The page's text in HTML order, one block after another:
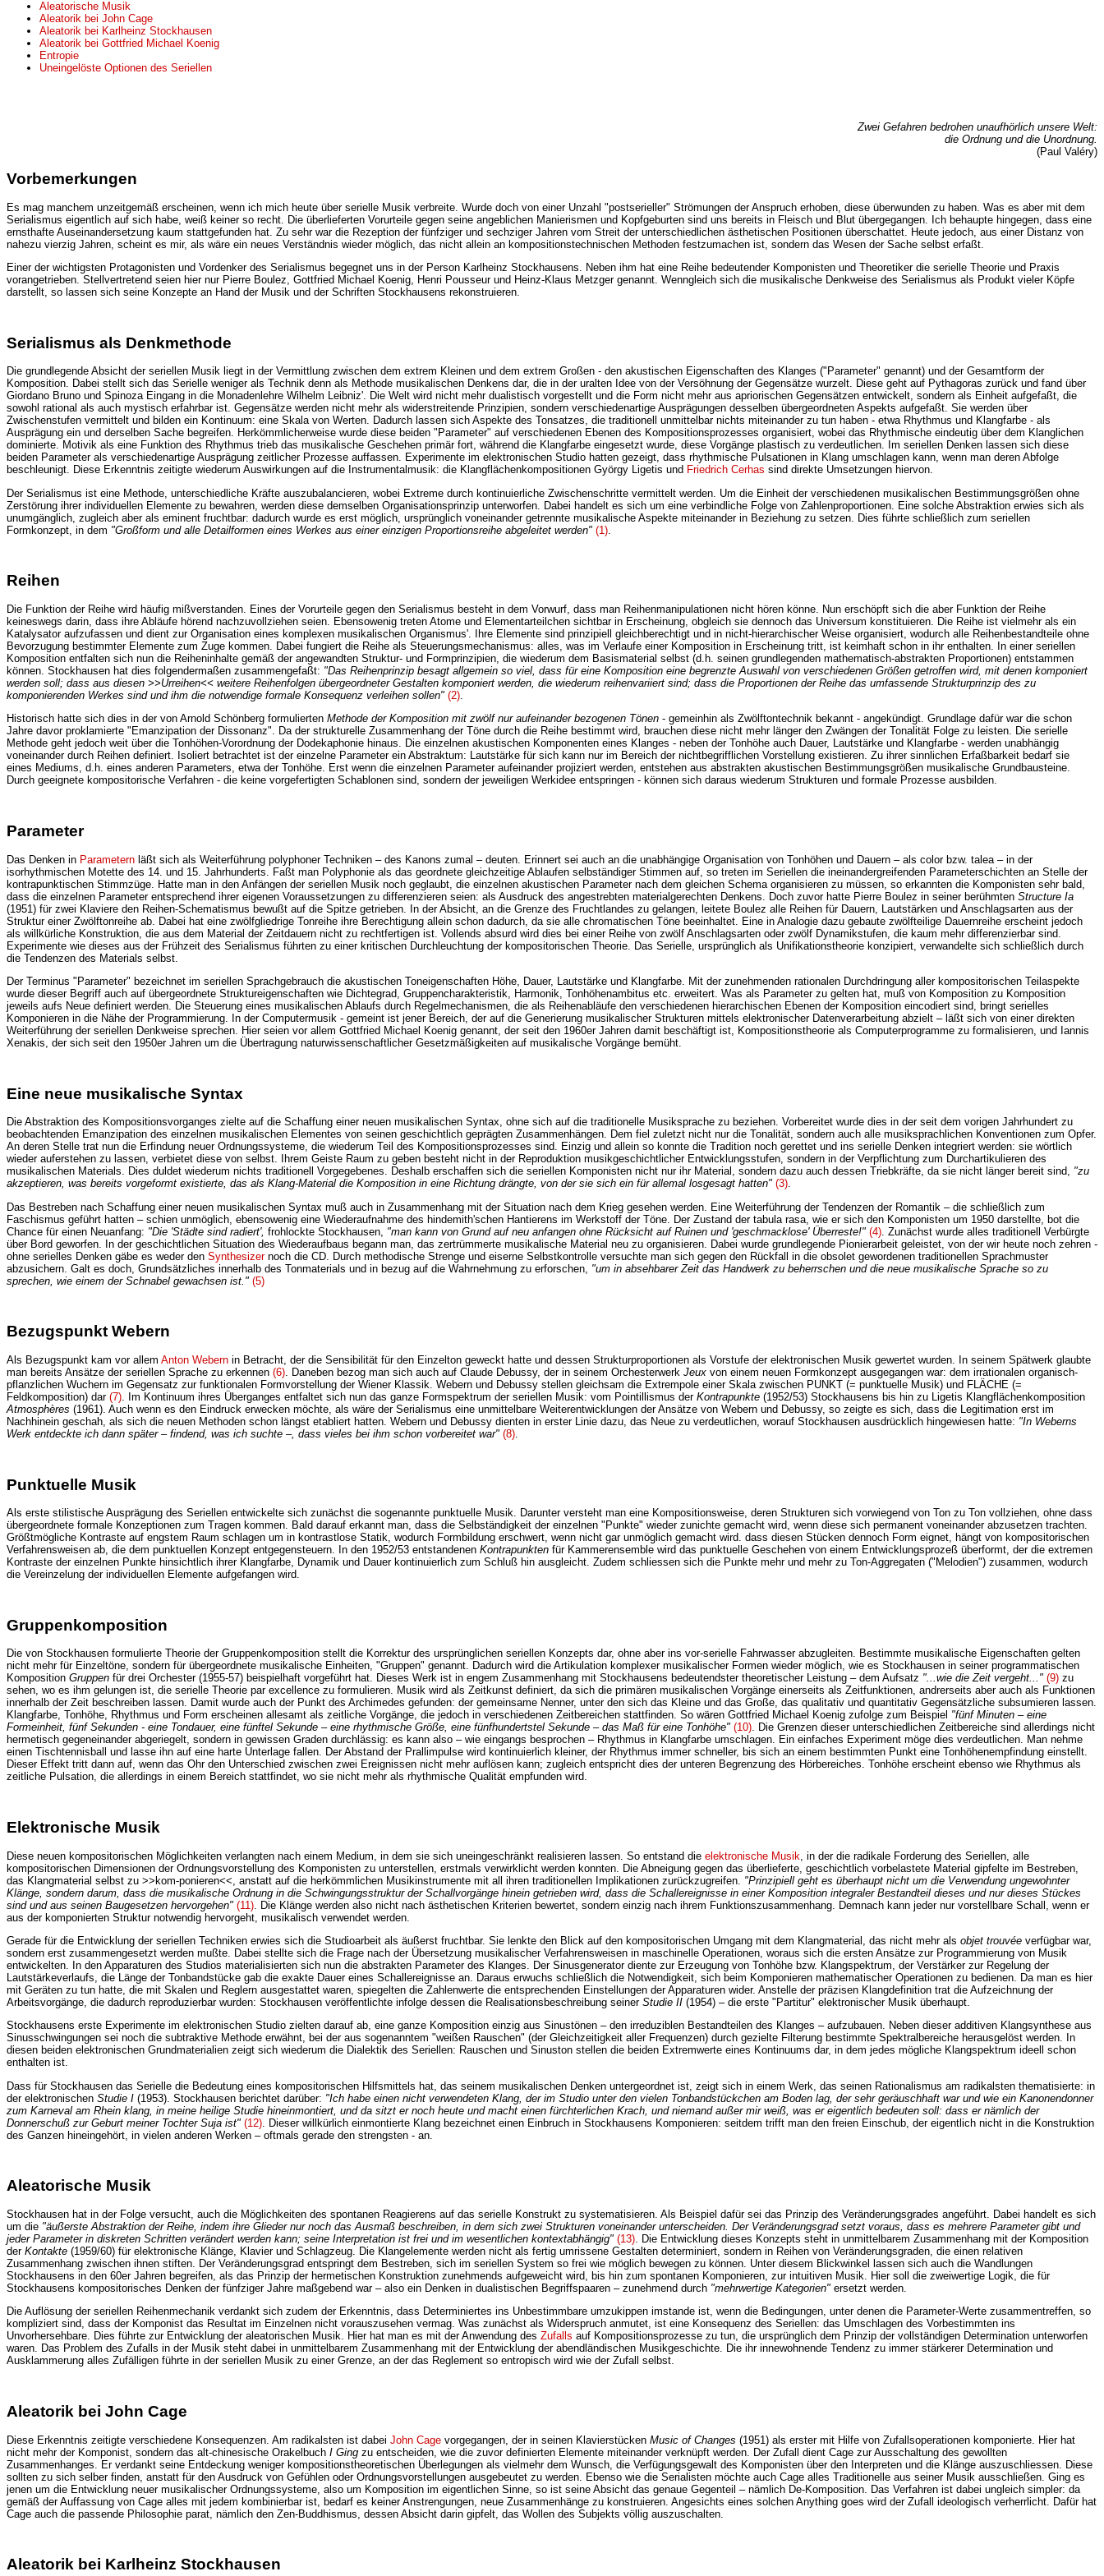
Aleatorische Musik
Aleatorik bei John Cage
Aleatorik bei Karlheinz Stockhausen
Aleatorik bei Gottfried Michael Koenig
Entropie
Uneingelöste Optionen des Seriellen
Zwei Gefahren bedrohen unaufhörlich unsere Welt:
die Ordnung und die Unordnung.
(Paul Valéry)
Vorbemerkungen
Es mag manchem unzeitgemäß erscheinen, wenn ich mich heute über serielle Musik verbreite. Wurde doch von einer Unzahl "postserieller" Strömungen der Anspruch erhoben, diese überwunden zu haben. Was es aber mit dem
Serialismus eigentlich auf sich habe, weiß keiner so recht. Die überlieferten Vorurteile gegen seine angeblichen Manierismen und Kopfgeburten sind uns bereits in Fleisch und Blut übergegangen. Ich behaupte hingegen, dass eine
ernsthafte Auseinandersetzung kaum stattgefunden hat. Zu sehr war die Rezeption der fünfziger und sechziger Jahren vom Streit der unterschiedlichen ästhetischen Positionen überschattet. Heute jedoch, aus einer Distanz von
nahezu vierzig Jahren, scheint es mir, als wäre ein neues Verständnis wieder möglich, das nicht allein an kompositionstechnischen Methoden festzumachen ist, sondern das Wesen der Sache selbst erfaßt.
Einer der wichtigsten Protagonisten und Vordenker des Serialismus begegnet uns in der Person Karlheinz Stockhausens. Neben ihm hat eine Reihe bedeutender Komponisten und Theoretiker die serielle Theorie und Praxis
vorangetrieben. Stellvertretend seien hier nur Pierre Boulez, Gottfried Michael Koenig, Henri Pousseur und Heinz-Klaus Metzger genannt. Wenngleich sich die musikalische Denkweise des Serialismus als Produkt vieler Köpfe
darstellt, so lassen sich seine Konzepte an Hand der Musik und der Schriften Stockhausens rekonstruieren.
Serialismus als Denkmethode
Die grundlegende Absicht der seriellen Musik liegt in der Vermittlung zwischen dem extrem Kleinen und dem extrem Großen - den akustischen Eigenschaften des Klanges ("Parameter" genannt) und der Gesamtform der
Komposition. Dabei stellt sich das Serielle weniger als Technik denn als Methode musikalischen Denkens dar, die in der uralten Idee von der Versöhnung der Gegensätze wurzelt. Diese geht auf Pythagoras zurück und fand über
Giordano Bruno und Spinoza Eingang in die Monadenlehre Wilhelm Leibniz'. Die Welt wird nicht mehr dualistisch vorgestellt und die Form nicht mehr aus apriorischen Gegensätzen entwickelt, sondern als Einheit aufgefaßt, die
sowohl rational als auch mystisch erfahrbar ist. Gegensätze werden nicht mehr als widerstreitende Prinzipien, sondern verschiedenartige Ausprägungen desselben übergeordneten Aspekts aufgefaßt. Sie werden über
Zwischenstufen vermittelt und bilden ein Kontinuum: eine Skala von Werten. Dadurch lassen sich Aspekte des Tonsatzes, die traditionell unmittelbar nichts miteinander zu tun haben - etwa Rhythmus und Klangfarbe - als
Ausprägung ein und derselben Sache begreifen. Herkömmlicherweise wurde diese beiden "Parameter" auf verschiedenen Ebenen des Kompositionsprozesses organisiert, wobei das Rhythmische eindeutig über dem Klanglichen
dominierte. Motivik als eine Funktion des Rhythmus trieb das musikalische Geschehen primär fort, während die Klangfarbe eingesetzt wurde, diese Vorgänge plastisch zu verdeutlichen. Im seriellen Denken lassen sich diese
beiden Parameter als verschiedenartige Ausprägung zeitlicher Prozesse auffassen. Experimente im elektronischen Studio hatten gezeigt, dass rhythmische Pulsationen in Klang umschlagen kann, wenn man deren Abfolge
beschleunigt. Diese Erkenntnis zeitigte wiederum Auswirkungen auf die Instrumentalmusik: die Klangflächenkompositionen György Ligetis und Friedrich Cerhas sind direkte Umsetzungen hiervon.
Der Serialismus ist eine Methode, unterschiedliche Kräfte auszubalancieren, wobei Extreme durch kontinuierliche Zwischenschritte vermittelt werden. Um die Einheit der verschiedenen musikalischen Bestimmungsgrößen ohne
Zerstörung ihrer individuellen Elemente zu bewahren, werden diese demselben Organisationsprinzip unterworfen. Dabei handelt es sich um eine verbindliche Folge von Zahlenproportionen. Eine solche Abstraktion erwies sich als
unumgänglich, zugleich aber als eminent fruchtbar: dadurch wurde es erst möglich, ursprünglich voneinander getrennte musikalische Aspekte miteinander in Beziehung zu setzen. Dies führte schließlich zum seriellen
Formkonzept, in dem "Großform und alle Detailformen eines Werkes aus einer einzigen Proportionsreihe abgeleitet werden" (1)
Reihen
Die Funktion der Reihe wird häufig mißverstanden. Eines der Vorurteile gegen den Serialismus besteht in dem Vorwurf, dass man Reihenmanipulationen nicht hören könne. Nun erschöpft sich die aber Funktion der Reihe
keineswegs darin, dass ihre Abläufe hörend nachzuvollziehen seien. Ebensowenig treten Atome und Elementarteilchen sichtbar in Erscheinung, obgleich sie dennoch das Universum konstituieren. Die Reihe ist vielmehr als ein
Katalysator aufzufassen und dient zur Organisation eines komplexen musikalischen Organismus'. Ihre Elemente sind prinzipiell gleichberechtigt und in nicht-hierarchischer Weise organisiert, wodurch alle Reihenbestandteile ohne
Bevorzugung bestimmter Elemente zum Zuge kommen. Dabei fungiert die Reihe als Steuerungsmechanismus: alles, was im Verlaufe einer Komposition in Erscheinung tritt, ist keimhaft schon in ihr enthalten. In einer seriellen
Komposition entfalten sich nun die Reiheninhalte gemäß der angewandten Struktur- und Formprinzipien, die wiederum dem Basismaterial selbst (d.h. seinen grundlegenden mathematisch-abstrakten Proportionen) entstammen
können. Stockhausen hat dies folgendermaßen zusammengefaßt: "Das Reihenprinzip besagt allgemein so viel, dass für eine Komposition eine begrenzte Auswahl von verschiedenen Größen getroffen wird, mit denen komponiert
werden soll; dass aus diesen >>Urreihen<< weitere Reihenfolgen übergeordneter Gestalten komponiert werden, die wiederum reihenvariiert sind; dass die Proportionen der Reihe das umfassende Strukturprinzip des zu
komponierenden Werkes sind und ihm die notwendige formale Konsequenz verleihen sollen" (2)
Historisch hatte sich dies in der von Arnold Schönberg formulierten Methode der Komposition mit zwölf nur aufeinander bezogenen Tönen - gemeinhin als Zwölftontechnik bekannt - angekündigt. Grundlage dafür war die schon
Jahre davor proklamierte "Emanzipation der Dissonanz". Da der strukturelle Zusammenhang der Töne durch die Reihe bestimmt wird, brauchen diese nicht mehr länger den Zwängen der Tonalität Folge zu leisten. Die serielle
Methode geht jedoch weit über die Tonhöhen-Vorordnung der Dodekaphonie hinaus. Die einzelnen akustischen Komponenten eines Klanges - neben der Tonhöhe auch Dauer, Lautstärke und Klangfarbe - werden unabhängig
voneinander durch Reihen definiert. Isoliert betrachtet ist der einzelne Parameter ein Abstraktum: Lautstärke für sich kann nur im Bereich der nichtbegrifflichen Vorstellung existieren. Zu ihrer sinnlichen Erfaßbarkeit bedarf sie
eines Mediums, d.h. eines anderen Parameters, etwa der Tonhöhe. Erst wenn die einzelnen Parameter aufeinander projiziert werden, entstehen aus abstrakten akustischen Bestimmungsgrößen musikalische Grundbausteine.
Durch geeignete kompositorische Verfahren - die keine vorgefertigten Schablonen sind, sondern der jeweiligen Werkidee entspringen - können sich daraus wiederum Strukturen und formale Prozesse ausbilden.
Parameter
Das Denken in Parametern läßt sich als Weiterführung polyphoner Techniken – des Kanons zumal – deuten. Erinnert sei auch an die unabhängige Organisation von Tonhöhen und Dauern – als color bzw. talea – in der
isorhythmischen Motette des 14. und 15. Jahrhunderts. Faßt man Polyphonie als das geordnete gleichzeitige Ablaufen selbständiger Stimmen auf, so treten im Seriellen die ineinandergreifenden Parameterschichten an Stelle der
kontrapunktischen Stimmzüge. Hatte man in den Anfängen der seriellen Musik noch geglaubt, die einzelnen akustischen Parameter nach dem gleichen Schema organisieren zu müssen, so erkannten die Komponisten sehr bald,
dass die einzelnen Parameter entsprechend ihrer eigenen Voraussetzungen zu differenzieren seien: als Ausdruck des angestrebten materialgerechten Denkens. Doch zuvor hatte Pierre Boulez in seiner berühmten Structure Ia
(1951) für zwei Klaviere den Reihen-Schematismus bewußt auf die Spitze getrieben. In der Absicht, an die Grenze des Fruchtlandes zu gelangen, leitete Boulez alle Reihen für Dauern, Lautstärken und Anschlagsarten aus der
Struktur einer Zwölftonreihe ab. Dabei hat eine zwölfgliedrige Tonreihe ihre Berechtigung allein schon dadurch, da sie alle chromatischen Töne beeinhaltet. Eine in Analogie dazu gebaute zwölfteilige Dauernreihe erscheint jedoch
als willkürliche Konstruktion, die aus dem Material der Zeitdauern nicht zu rechtfertigen ist. Vollends absurd wird dies bei einer Reihe von zwölf Anschlagsarten oder zwölf Dynamikstufen, die kaum mehr differenzierbar sind.
Experimente wie dieses aus der Frühzeit des Serialismus führten zu einer kritischen Durchleuchtung der kompositorischen Theorie. Das Serielle, ursprünglich als Unifikationstheorie konzipiert, verwandelte sich schließlich durch
die Tendenzen des Materials selbst.
Der Terminus "Parameter" bezeichnet im seriellen Sprachgebrauch die akustischen Toneigenschaften Höhe, Dauer, Lautstärke und Klangfarbe. Mit der zunehmenden rationalen Durchdringung aller kompositorischen Teilaspekte
wurde dieser Begriff auch auf übergeordnete Struktureigenschaften wie Dichtegrad, Gruppencharakteristik, Harmonik, Tonhöhenambitus etc. erweitert. Was als Parameter zu gelten hat, muß von Komposition zu Komposition
jeweils aufs Neue definiert werden. Die Steuerung eines musikalischen Ablaufs durch Regelmechanismen, die als Reihenabläufe den verschiedenen hierarchischen Ebenen der Komposition eincodiert sind, bringt serielles
Komponieren in die Nähe der Programmierung. In der Computermusik - gemeint ist jener Bereich, der auf die Generierung musikalischer Strukturen mittels elektronischer Datenverarbeitung abzielt – läßt sich von einer direkten
Weiterführung der seriellen Denkweise sprechen. Hier seien vor allem Gottfried Michael Koenig genannt, der seit den 1960er Jahren damit beschäftigt ist, Kompositionstheorie als Computerprogramme zu formalisieren, und Iannis
Xenakis, der sich seit den 1950er Jahren um die Übertragung naturwissenschaftlicher Gesetzmäßigkeiten auf musikalische Vorgänge bemüht.
Eine neue musikalische Syntax
Die Abstraktion des Kompositionsvorganges zielte auf die Schaffung einer neuen musikalischen Syntax, ohne sich auf die traditionelle Musiksprache zu beziehen. Vorbereitet wurde dies in der seit dem vorigen Jahrhundert zu
beobachtenden Emanzipation des einzelnen musikalischen Elementes von seinen geschichtlich geprägten Zusammenhängen. Dem fiel zuletzt nicht nur die Tonalität, sondern auch alle musiksprachlichen Konventionen zum Opfer.
An deren Stelle trat nun die Erfindung neuer Ordnungssysteme, die wiederum Teil des Kompositionsprozesses sind. Einzig und allein so konnte die Tradition noch gerettet und ins serielle Denken integriert werden: sie wörtlich
wieder auferstehen zu lassen, verbietet diese von selbst. Ihrem Geiste Raum zu geben besteht nicht in der Reproduktion musikgeschichtlicher Entwicklungsstufen, sondern in der Verpflichtung zum Durchartikulieren des
musikalischen Materials. Dies duldet wiederum nichts traditionell Vorgegebenes. Deshalb erschaffen sich die seriellen Komponisten nicht nur ihr Material, sondern dazu auch dessen Triebkräfte, da sie nicht länger bereit sind, "zu
akzeptieren, was bereits vorgeformt existierte, das als Klang-Material die Komposition in eine Richtung drängte, von der sie sich ein für allemal losgesagt hatten" (3).
Das Bestreben nach Schaffung einer neuen musikalischen Syntax muß auch in Zusammenhang mit der Situation nach dem Krieg gesehen werden. Eine Weiterführung der Tendenzen der Romantik – die schließlich zum
Faschismus geführt hatten – schien unmöglich, ebensowenig eine Wiederaufnahme des hindemith'schen Hantierens im Werkstoff der Töne. Der Zustand der tabula rasa, wie er sich den Komponisten um 1950 darstellte, bot die
Chance für einen Neuanfang: "Die 'Städte sind radiert', frohlockte Stockhausen, "man kann von Grund auf neu anfangen ohne Rücksicht auf Ruinen und 'geschmacklose' Überreste!" (4) . Zunächst wurde alles traditionell Verbürgte
über Bord geworfen. In der geschichtlichen Situation des Wiederaufbaus begann man, das zertrümmerte musikalische Material neu zu organisieren. Dabei wurde grundlegende Pionierarbeit geleistet, von der wir heute noch zehren -
ohne serielles Denken gäbe es weder den Synthesizernoch die CD. Durch methodische Strenge und eiserne Selbstkontrolle versuchte man sich gegen den Rückfall in die obsolet gewordenen traditionellen Sprachmuster
abzusichern. Galt es doch, Grundsätzliches innerhalb des Tonmaterials und in bezug auf die Wahrnehmung zu erforschen, "um in absehbarer Zeit das Handwerk zu beherrschen und die neue musikalische Sprache so zu
sprechen, wie einem der Schnabel gewachsen ist." (5)
Bezugspunkt Webern
Als Bezugspunkt kam vor allem Anton Webern in Betracht, der die Sensibilität für den Einzelton geweckt hatte und dessen Strukturproportionen als Vorstufe der elektronischen Musik gewertet wurden. In seinem Spätwerk glaubte
man bereits Ansätze der seriellen Sprache zu erkennen (6) . Daneben bezog man sich auch auf Claude Debussy, der in seinem Orchesterwerk Jeux von einem neuen Formkonzept ausgegangen war: dem irrationalen organisch-
pflanzlichen Wuchern im Gegensatz zur funktionalen Formvorstellung der Wiener Klassik. Webern und Debussy stellen gleichsam die Extrempole einer Skala zwischen PUNKT (= punktuelle Musik) und FLÄCHE (=
Feldkomposition) dar (7) . Im Kontinuum ihres Überganges entfaltet sich nun das ganze Formspektrum der seriellen Musik: vom Pointillismus der Kontrapunkte (1952/53) Stockhausens bis hin zu Ligetis Klangflächenkomposition
Atmosphères (1961). Auch wenn es den Eindruck erwecken möchte, als wäre der Serialismus eine unmittelbare Weiterentwicklungen der Ansätze von Webern und Debussy, so zeigte es sich, dass die Legitimation erst im
Nachhinein geschah, als sich die neuen Methoden schon längst etabliert hatten. Webern und Debussy dienten in erster Linie dazu, das Neue zu verdeutlichen, worauf Stockhausen ausdrücklich hingewiesen hatte: "In Weberns
Werk entdeckte ich dann später – findend, was ich suchte –, dass vieles bei ihm schon vorbereitet war" (8)
Punktuelle Musik
Als erste stilistische Ausprägung des Seriellen entwickelte sich zunächst die sogenannte punktuelle Musik. Darunter versteht man eine Kompositionsweise, deren Strukturen sich vorwiegend von Ton zu Ton vollziehen, ohne dass
übergeordnete formale Konzeptionen zum Tragen kommen. Bald darauf erkannt man, dass die Selbständigkeit der einzelnen "Punkte" wieder zunichte gemacht wird, wenn diese sich permanent voneinander abzusetzen trachten.
Größtmögliche Kontraste auf engstem Raum schlagen um in kontrastlose Statik, wodurch Formbildung erschwert, wenn nicht gar unmöglich gemacht wird. dass diesen Stücken dennoch Form eignet, hängt von kompositorischen
Verfahrensweisen ab, die dem punktuellen Konzept entgegensteuern. In den 1952/53 entstandenen Kontrapunkten für Kammerensemble wird das punktuelle Geschehen von einem Entwicklungsprozeß überformt, der die extremen
Kontraste der einzelnen Punkte hinsichtlich ihrer Klangfarbe, Dynamik und Dauer kontinuierlich zum Schluß hin ausgleicht. Zudem schliessen sich die Punkte mehr und mehr zu Ton-Aggregaten ("Melodien") zusammen, wodurch
die Vereinzelung der individuellen Elemente aufgefangen wird.
Gruppenkomposition
Die von Stockhausen formulierte Theorie der Gruppenkomposition stellt die Korrektur des ursprünglichen seriellen Konzepts dar, ohne aber ins vor-serielle Fahrwasser abzugleiten. Bestimmte musikalische Eigenschaften gelten
nicht mehr für Einzeltöne, sondern für übergeordnete musikalische Einheiten, "Gruppen" genannt. Dadurch wird die Artikulation komplexer musikalischer Formen wieder möglich, wie es Stockhausen in seiner programmatischen
Komposition Gruppen für drei Orchester (1955-57) beispielhaft vorgeführt hat. Dieses Werk ist in engem Zusammenhang mit Stockhausens bedeutendster theoretischer Leistung – dem Aufsatz "...wie die Zeit vergeht..." (9) zu
sehen, wo es ihm gelungen ist, die serielle Theorie par excellence zu formulieren. Musik wird als Zeitkunst definiert, da sich die primären musikalischen Vorgänge einerseits als Zeitfunktionen, andrerseits aber auch als Funktionen
innerhalb der Zeit beschreiben lassen. Damit wurde auch der Punkt des Archimedes gefunden: der gemeinsame Nenner, unter den sich das Kleine und das Große, das qualitativ und quantitativ Gegensätzliche subsumieren lassen.
Klangfarbe, Tonhöhe, Rhythmus und Form erscheinen allesamt als zeitliche Vorgänge, die jedoch in verschiedenen Zeitbereichen stattfinden. So wären Gottfried Michael Koenig zufolge zum Beispiel "fünf Minuten – eine
Formeinheit, fünf Sekunden - eine Tondauer, eine fünftel Sekunde – eine rhythmische Größe, eine fünfhundertstel Sekunde – das Maß für eine Tonhöhe" (10). Die Grenzen dieser unterschiedlichen Zeitbereiche sind allerdings nicht
hermetisch gegeneinander abgeriegelt, sondern in gewissen Graden durchlässig: es kann also – wie eingangs besprochen – Rhythmus in Klangfarbe umschlagen. Ein einfaches Experiment möge dies verdeutlichen. Man nehme
einen Tischtennisball und lasse ihn auf eine harte Unterlage fallen. Der Abstand der Prallimpulse wird kontinuierlich kleiner, der Rhythmus immer schneller, bis sich an einem bestimmten Punkt eine Tonhöhenempfindung einstellt.
Dieser Effekt tritt dann auf, wenn das Ohr den Unterschied zwischen zwei Ereignissen nicht mehr auflösen kann; zugleich entspricht dies der unteren Begrenzung des Hörbereiches. Tonhöhe erscheint ebenso wie Rhythmus als
zeitliche Pulsation, die allerdings in einem Bereich stattfindet, wo sie nicht mehr als rhythmische Qualität empfunden wird.
Elektronische Musik
Diese neuen kompositorischen Möglichkeiten verlangten nach einem Medium, in dem sie sich uneingeschränkt realisieren lassen. So entstand die elektronische Musik , in der die radikale Forderung des Seriellen, alle
kompositorischen Dimensionen der Ordnungsvorstellung des Komponisten zu unterstellen, erstmals verwirklicht werden konnten. Die Abneigung gegen das überlieferte, geschichtlich vorbelastete Material gipfelte im Bestreben,
das Klangmaterial selbst zu >>kom-ponieren<<, anstatt auf die herkömmlichen Musikinstrumente mit all ihren traditionellen Implikationen zurückzugreifen. "Prinzipiell geht es überhaupt nicht um die Verwendung ungewohnter
Klänge, sondern darum, dass die musikalische Ordnung in die Schwingungsstruktur der Schallvorgänge hinein getrieben wird, dass die Schallereignisse in einer Komposition integraler Bestandteil dieses und nur dieses Stückes
sind und aus seinen Baugesetzen hervorgehen" (11) . Die Klänge werden also nicht nach ästhetischen Kriterien bewertet, sondern einzig nach ihrem Funktionszusammenhang. Demnach kann jeder nur vorstellbare Schall, wenn er
aus der komponierten Struktur notwendig hervorgeht, musikalisch verwendet werden.
Gerade für die Entwicklung der seriellen Techniken erwies sich die Studioarbeit als äußerst fruchtbar. Sie lenkte den Blick auf den kompositorischen Umgang mit dem Klangmaterial, das nicht mehr als objet trouvée verfügbar war,
sondern erst zusammengesetzt werden mußte. Dabei stellte sich die Frage nach der Übersetzung musikalischer Verfahrensweisen in maschinelle Operationen, woraus sich die ersten Ansätze zur Programmierung von Musik
entwickelten. In den Apparaturen des Studios materialisierten sich nun die abstrakten Parameter des Klanges. Der Sinusgenerator diente zur Erzeugung von Tonhöhe bzw. Klangspektrum, der Verstärker zur Regelung der
Lautstärkeverlaufs, die Länge der Tonbandstücke gab die exakte Dauer eines Schallereignisse an. Daraus erwuchs schließlich die Notwendigkeit, sich beim Komponieren mathematischer Operationen zu bedienen. Da man es hier
mit Geräten zu tun hatte, die mit Skalen und Reglern ausgestattet waren, spiegelten die Zahlenwerte die entsprechenden Einstellungen der Apparaturen wider. Anstelle der präzisen Klangdefinition trat die Aufzeichnung der
Arbeitsvorgänge, die dadurch reproduzierbar wurden: Stockhausen veröffentlichte infolge dessen die Realisationsbeschreibung seiner Studie II (1954) – die erste "Partitur" elektronischer Musik überhaupt.
Stockhausens erste Experimente im elektronischen Studio zielten darauf ab, eine ganze Komposition einzig aus Sinustönen – den irreduziblen Bestandteilen des Klanges – aufzubauen. Neben dieser additiven Klangsynthese aus
Sinusschwingungen sei noch die subtraktive Methode erwähnt, bei der aus sogenanntem "weißen Rauschen" (der Gleichzeitigkeit aller Frequenzen) durch gezielte Filterung bestimmte Spektralbereiche herausgelöst werden. In
diesen beiden elektronischen Grundmaterialien zeigt sich wiederum die Dialektik des Seriellen: Rauschen und Sinuston stellen die beiden Extremwerte eines Kontinuums dar, in dem jedes mögliche Klangspektrum ideell schon
enthalten ist.
Dass für Stockhausen das Serielle die Bedeutung eines kompositorischen Hilfsmittels hat, das seinem musikalischen Denken untergeordnet ist, zeigt sich in einem Werk, das seinen Rationalismus am radikalsten thematisierte: in
der elektronischen Studie I (1953). Stockhausen berichtet darüber: "Ich habe einen nicht verwendeten Klang, der im Studio unter den vielen Tonbandstückchen am Boden lag, der sehr geräuschhaft war und wie ein Kanonendonner
zum Karneval am Rhein klang, in meine heilige Studie hineinmontiert, und da sitzt er noch heute und macht einen fürchterlichen Krach, und niemand außer mir weiß, was er eigentlich bedeuten soll: dass er nämlich der
Donnerschuß zur Geburt meiner Tochter Suja ist" (12) . Dieser willkürlich einmontierte Klang bezeichnet einen Einbruch in Stockhausens Komponieren: seitdem trifft man den freien Einschub, der eigentlich nicht in die Konstruktion
des Ganzen hineingehört, in vielen anderen Werken – oftmals gerade den strengsten - an.
Aleatorische Musik
Stockhausen hat in der Folge versucht, auch die Möglichkeiten des spontanen Reagierens auf das serielle Konstrukt zu systematisieren. Als Beispiel dafür sei das Prinzip des Veränderungsgrades angeführt. Dabei handelt es sich
um die "äußerste Abstraktion der Reihe, indem ihre Glieder nur noch das Ausmaß beschreiben, in dem sich zwei Strukturen voneinander unterscheiden. Der Veränderungsgrad setzt voraus, dass es mehrere Parameter gibt und
jeder Parameter in diskreten Schritten verändert werden kann; seine Interpretation ist frei und im wesentlichen kontextabhängig" (13) . Die Entwicklung dieses Konzepts steht in unmittelbarem Zusammenhang mit der Komposition
der Kontakte (1959/60) für elektronische Klänge, Klavier und Schlagzeug. Die Klangelemente werden nicht als fertig umrissene Gestalten determiniert, sondern in Reihen von Veränderungsgraden, die einen relativen
Zusammenhang zwischen ihnen stiften. Der Veränderungsgrad entspringt dem Bestreben, sich im seriellen System so frei wie möglich bewegen zu können. Unter diesem Blickwinkel lassen sich auch die Wandlungen
Stockhausens in den 60er Jahren begreifen, als das Prinzip der hermetischen Konstruktion zunehmends aufgeweicht wird, bis hin zum spontanen Komponieren, zur intuitiven Musik. Hier soll die zweiwertige Logik, die für
Stockhausens kompositorisches Denken der fünfziger Jahre maßgebend war – also ein Denken in dualistischen Begriffspaaren – zunehmend durch "mehrwertige Kategorien" ersetzt werden.
Die Auflösung der seriellen Reihenmechanik verdankt sich zudem der Erkenntnis, dass Determiniertes ins Unbestimmbare umzukippen imstande ist, wenn die Bedingungen, unter denen die Parameter-Werte zusammentreffen, so
kompliziert sind, dass der Komponist das Resultat im Einzelnen nicht vorauszusehen vermag. Was zunächst als Widerspruch anmutet, ist eine Konsequenz des Seriellen: das Umschlagen des Vorbestimmten ins
Unvorhersehbare. Dies führte zur Entwicklung der aleatorischen Musik. Hier hat man es mit der Anwendung des Zufalls auf Kompositionsprozesse zu tun, die ursprünglich dem Prinzip der vollständigen Determination unterworfen
waren. Das Problem des Zufalls in der Musik steht dabei in unmittelbarem Zusammenhang mit der Entwicklung der abendländischen Musikgeschichte. Die ihr innewohnende Tendenz zu immer stärkerer Determination und
Ausklammerung alles Zufälligen führte in der seriellen Musik zu einer Grenze, an der das Reglement so entropisch wird wie der Zufall selbst.
Aleatorik bei John Cage
Diese Erkenntnis zeitigte verschiedene Konsequenzen. Am radikalsten ist dabei John Cage vorgegangen, der in seinen Klavierstücken Music of Changes (1951) als erster mit Hilfe von Zufallsoperationen komponierte. Hier hat
nicht mehr der Komponist, sondern das alt-chinesische Orakelbuch I Ging zu entscheiden, wie die zuvor definierten Elemente miteinander verknüpft werden. Der Zufall dient Cage zur Ausschaltung des gewollten
Zusammenhanges. Er verdankt seine Entdeckung weniger kompositionstheoretischen Überlegungen als vielmehr dem Wunsch, die Verfügungsgewalt des Komponisten über den Interpreten und die Klänge auszuschliessen. Diese
sollten zu sich selber finden, anstatt für den Ausdruck von Gefühlen oder Ordnungsvorstellungen ausgebeutet zu werden. Ebenso wie die Serialisten möchte auch Cage alles Traditionelle aus seiner Musik ausschließen. Ging es
jenen um die Entwicklung neuer musikalischer Ordnungssysteme, also um Komposition im eigentlichen Sinne, so ist seine Absicht das genaue Gegenteil – nämlich De-Komposition. Das Verfahren ist dabei ungleich simpler: da
gemäß der Auffassung von Cage alles mit jedem kombinierbar ist, bedarf es keiner Anstrengungen, neue Zusammenhänge zu konstruieren. Angesichts eines solchen Anything goes wird der Zufall ideologisch verherrlicht. Dafür hat
Cage auch die passende Philosophie parat, nämlich den Zen-Buddhismus, dessen Absicht darin gipfelt, das Wollen des Subjekts völlig auszuschalten.
Aleatorik bei Karlheinz Stockhausen